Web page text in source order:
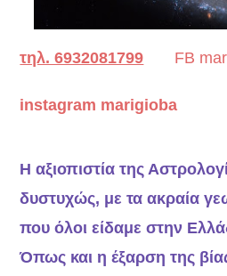
τηλ. 6932081799 FB
instagram marigioba
Η αξιοπιστία της
δυστυχώς, με τα ακραία
που όλοι είδαμε στην
Όπως και η έξαρση της